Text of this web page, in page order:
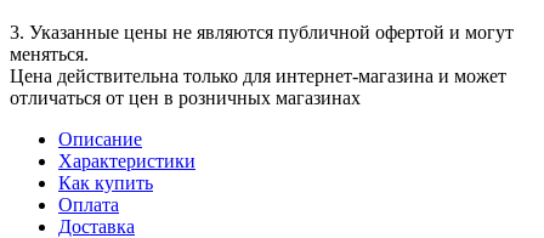
3. Указанные цены не являются публичной офертой и могут
меняться.
Цена действительна только для интернет-магазина и может
отличаться от цен в розничных магазинах
Описание
Характеристики
Как купить
Оплата
Доставка